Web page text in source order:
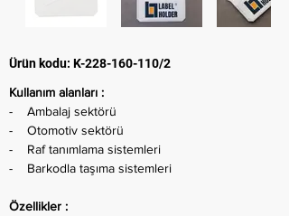
Kullanım alanları :
- Ambalaj sektörü
- Otomotiv sektörü
- Raf tanımlama sistemleri
- Barkodla taşıma sistemleri
Özellikler :
Ürün kodu: K-228-160-110/2